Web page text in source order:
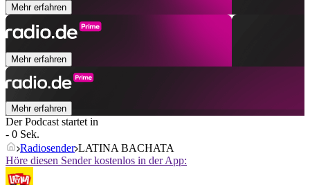
Mehr erfahren
Mehr erfahren
Mehr erfahren
Der Podcast startet in
- 0 Sek.
Radiosender LATINA BACHATA
Höre diesen Sender kostenlos in der App: